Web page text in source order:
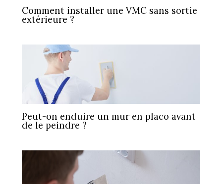
Comment installer une VMC sans sortie
extérieure ?
Peut-on enduire un mur en placo avant
de le peindre ?